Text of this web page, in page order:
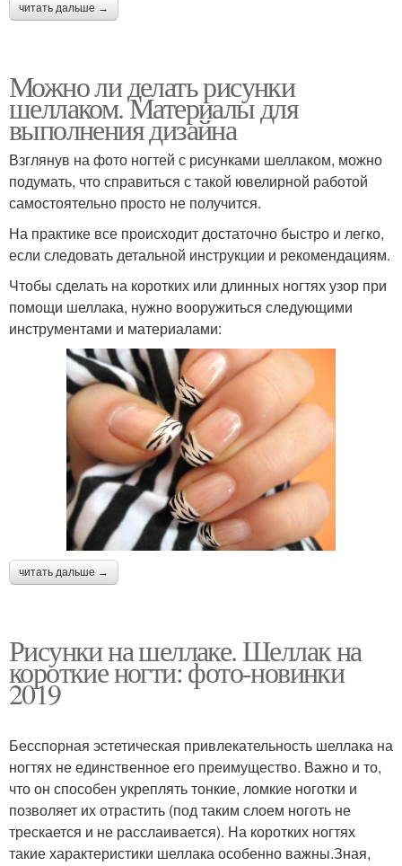
читать дальше →
Можно ли делать рисунки
шеллаком. Материалы для
выполнения дизайна
Взглянув на фото ногтей с рисунками шеллаком, можно
подумать, что справиться с такой ювелирной работой
самостоятельно просто не получится.
На практике все происходит достаточно быстро и легко,
если следовать детальной инструкции и рекомендациям.
Чтобы сделать на коротких или длинных ногтях узор при
помощи шеллака, нужно вооружиться следующими
инструментами и материалами:
читать дальше →
Рисунки на шеллаке. Шеллак на
короткие ногти: фото-новинки
2019
Бесспорная эстетическая привлекательность шеллака на
ногтях не единственное его преимущество. Важно и то,
что он способен укреплять тонкие, ломкие ноготки и
позволяет их отрастить (под таким слоем ноготь не
трескается и не расслаивается). На коротких ногтях
такие характеристики шеллака особенно важны.Зная,